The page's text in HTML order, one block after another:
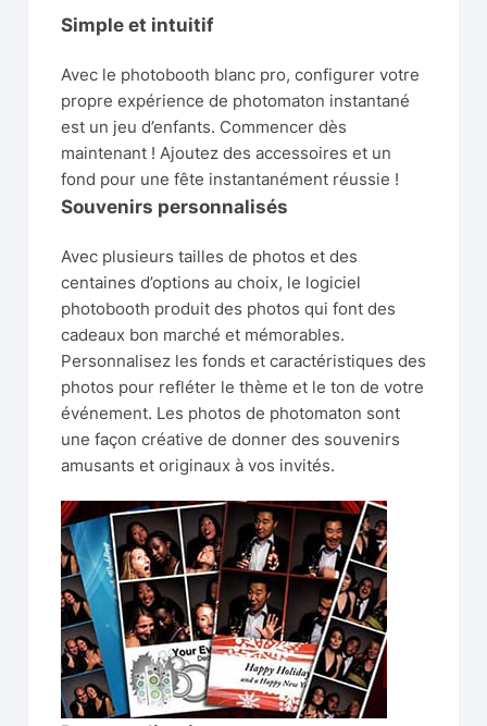
Simple et intuitif
Avec le photobooth blanc pro, configurer votre
propre expérience de photomaton instantané
est un jeu d’enfants. Commencer dès
maintenant ! Ajoutez des accessoires et un
fond pour une fête instantanément réussie !
Souvenirs personnalisés
Avec plusieurs tailles de photos et des
centaines d’options au choix, le logiciel
photobooth produit des photos qui font des
cadeaux bon marché et mémorables.
Personnalisez les fonds et caractéristiques des
photos pour refléter le thème et le ton de votre
événement. Les photos de photomaton sont
une façon créative de donner des souvenirs
amusants et originaux à vos invités.